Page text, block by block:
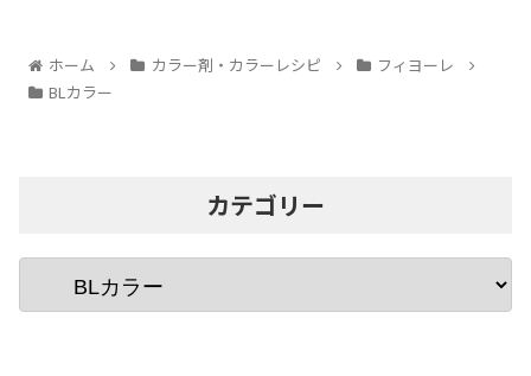
ホーム カラー剤・カラーレシピ
フィヨーレ
BLカラー
カテゴリー